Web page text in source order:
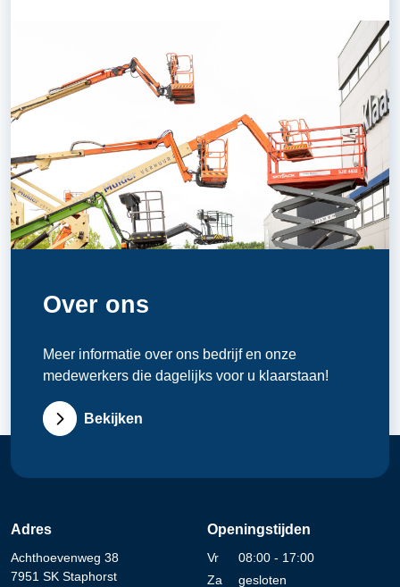
Over ons
Meer informatie over ons bedrijf en onze
medewerkers die dagelijks voor u klaarstaan!
Bekijken
Adres
Achthoevenweg 38
7951 SK Staphorst
Openingstijden
Vr
08:00 - 17:00
Za
gesloten